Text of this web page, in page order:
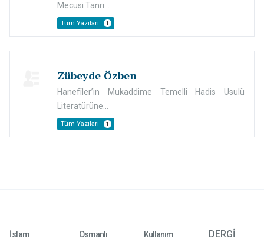
Mecusi Tanrı...
Tüm Yazıları 1
Zübeyde Özben
Hanefîler’in Mukaddime Temelli Hadis Usulü
Literatürüne...
Tüm Yazıları 1
İslam
Osmanlı
Kullanım
DERGİ